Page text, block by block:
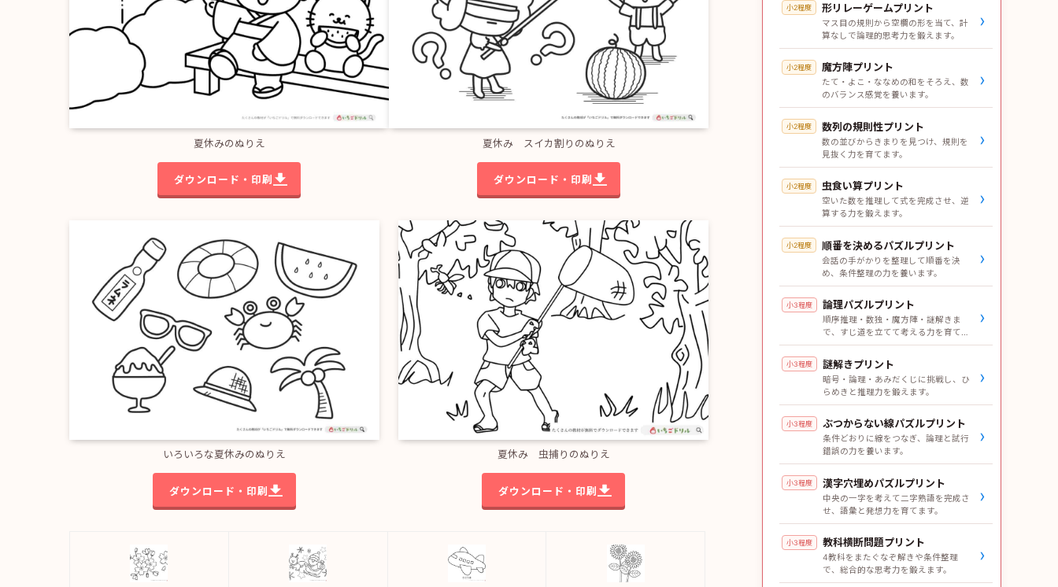
夏休みのぬりえ
ダウンロード・印刷
夏休み スイカ割りのぬりえ
ダウンロード・印刷
いろいろな夏休みのぬりえ
ダウンロード・印刷
夏休み 虫捕りのぬりえ
ダウンロード・印刷
小2程度 形リレーゲームプリント
マス目の規則から空欄の形を当て、計
算なしで論理的思考力を鍛えます。
›
小2程度 魔方陣プリント
たて・よこ・ななめの和をそろえ、数
のバランス感覚を養います。
›
小2程度 数列の規則性プリント
数の並びからきまりを見つけ、規則を
見抜く力を育てます。
›
小2程度 虫食い算プリント
空いた数を推理して式を完成させ、逆
算する力を鍛えます。
›
小2程度 順番を決めるパズルプリント
会話の手がかりを整理して順番を決
め、条件整理の力を養います。
›
小3程度 論理パズルプリント
順序推理・数独・魔方陣・謎解きま
で、すじ道を立てて考える力を育てま
す。
›
小3程度 謎解きプリント
暗号・論理・あみだくじに挑戦し、ひ
らめきと推理力を鍛えます。
›
小3程度 ぶつからない線パズルプリント
条件どおりに線をつなぎ、論理と試行
錯誤の力を養います。
›
小3程度 漢字穴埋めパズルプリント
中央の一字を考えて二字熟語を完成さ
せ、語彙と発想力を育てます。
›
小3程度 教科横断問題プリント
4教科をまたぐなぞ解きや条件整理
で、総合的な思考力を鍛えます。
›